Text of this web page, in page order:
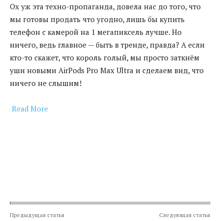
Ох уж эта техно-пропаганда, довела нас до того, что
мы готовы продать что угодно, лишь бы купить
телефон с камерой на 1 мегапиксель лучше. Но
ничего, ведь главное — быть в тренде, правда? А если
кто-то скажет, что король голый, мы просто заткнём
уши новыми AirPods Pro Max Ultra и сделаем вид, что
ничего не слышим!
Read More
Предыдущая статья Следующая статья